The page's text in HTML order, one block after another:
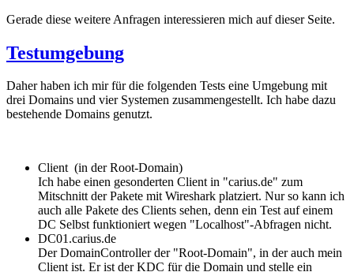
Gerade diese weitere Anfragen interessieren mich auf dieser Seite.
Testumgebung
Daher haben ich mir für die folgenden Tests eine Umgebung mit
drei Domains und vier Systemen zusammengestellt. Ich habe dazu
bestehende Domains genutzt.
Client (in der Root-Domain)
Ich habe einen gesonderten Client in "carius.de" zum
Mitschnitt der Pakete mit Wireshark platziert. Nur so kann ich
auch alle Pakete des Clients sehen, denn ein Test auf einem
DC Selbst funktioniert wegen "Localhost"-Abfragen nicht.
DC01.carius.de
Der DomainController der "Root-Domain", in der auch mein
Client ist. Er ist der KDC für die Domain und stelle ein